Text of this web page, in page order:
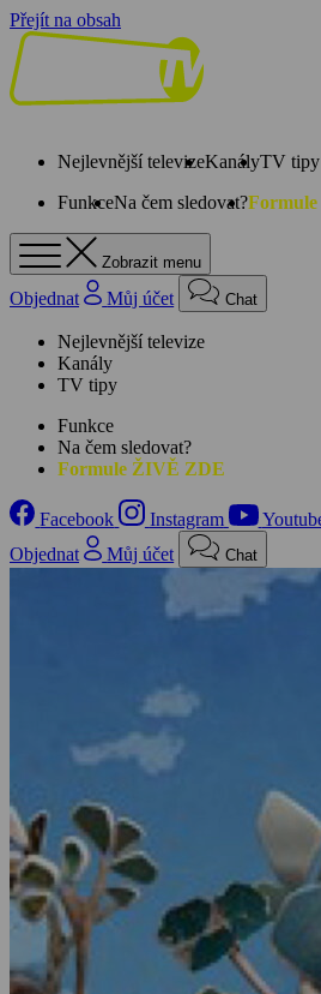
Přejít na obsah
Nejlevnější televizeKanályTV tipy
FunkceNa čem sledovat?
Zobrazit menu
Objednat Můj účet Chat
Nejlevnější televize
Kanály
TV tipy
Funkce
Na čem sledovat?
Formule ŽIVĚ ZDE
Facebook Instagram
Objednat
Můj účet Chat